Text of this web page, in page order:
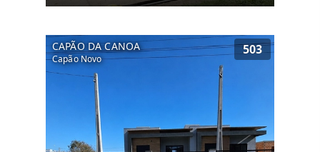
CAPÃO DA CANOA
Capão Novo
503